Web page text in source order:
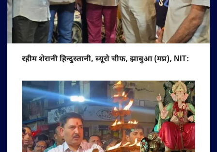
रहीम शेरानी हिन्दुस्तानी, ब्यूरो चीफ, झाबुआ (मप्र), NIT: